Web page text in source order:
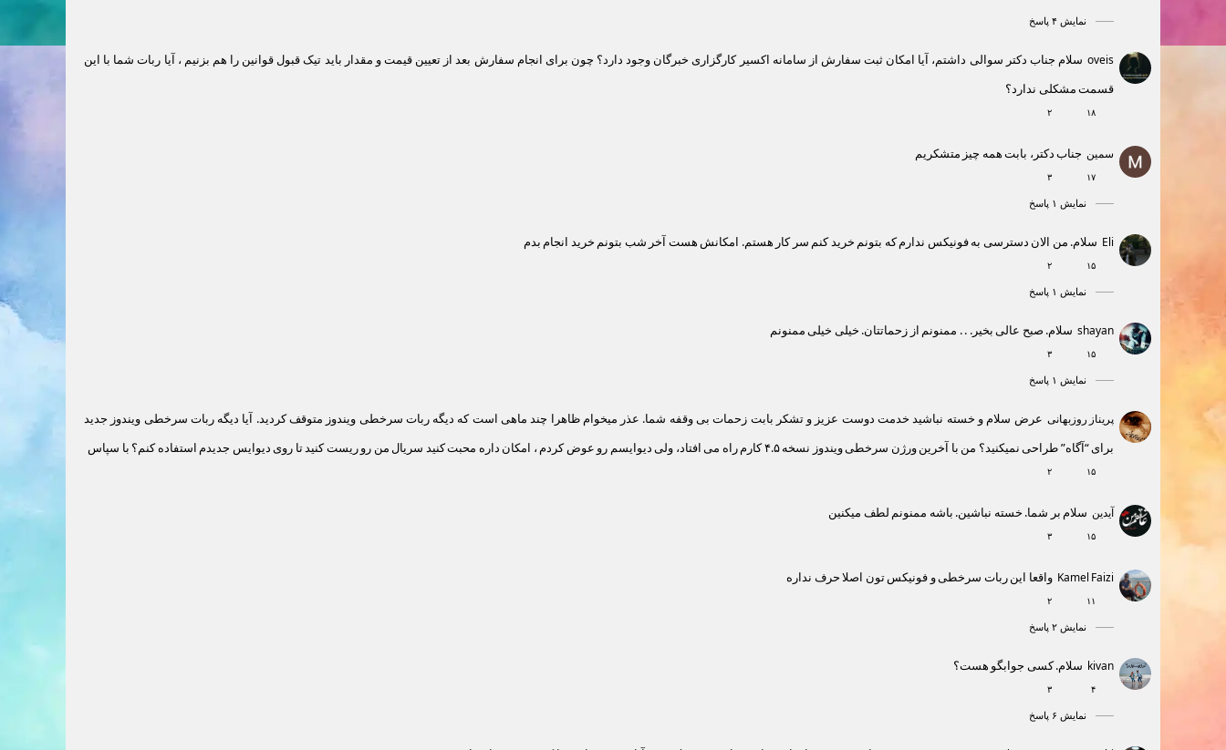
نمایش ۴ پاسخ
oveis سلام جناب دکتر سوالی داشتم، آیا امکان ثبت سفارش از سامانه اکسیر کارگزاری خبرگان وجود دارد؟ چون برای انجام سفارش بعد از تعیین قیمت و مقدار باید تیک قبول قوانین را هم بزنیم ، آیا ربات شما با این
قسمت مشکلی ندارد؟
۱۸ ۲
سمین جناب دکتر، بابت همه چیز متشکریم
۱۷ ۳
نمایش ۱ پاسخ
Eli سلام. من الان دسترسی به فونیکس ندارم که بتونم خرید کنم سر کار هستم. امکانش هست آخر شب بتونم خرید انجام بدم
۱۵ ۲
نمایش ۱ پاسخ
shayan سلام. صبح عالی بخیر. . . ممنونم از زحماتتان. خیلی خیلی ممنونم
۱۵ ۳
نمایش ۱ پاسخ
پریناز روزبهانی عرض سلام و خسته نباشید خدمت دوست عزیز و تشکر بابت زحمات بی وقفه شما. عذر میخوام ظاهرا چند ماهی است که دیگه ربات سرخطی ویندوز متوقف کردید. آیا دیگه ربات سرخطی ویندوز جدید
برای “آگاه” طراحی نمیکنید؟ من با آخرین ورژن سرخطی ویندوز نسخه ۴.۵ کارم راه می افتاد، ولی دیوایسم رو عوض کردم ، امکان داره محبت کنید سریال من رو ریست کنید تا روی دیوایس جدیدم استفاده کنم؟ با سپاس
۱۵ ۲
آیدین سلام بر شما. خسته نباشین. باشه ممنونم لطف میکنین
۱۵ ۳
Kamel Faizi واقعا این ربات سرخطی و فونیکس تون اصلا حرف نداره
۱۱ ۲
نمایش ۲ پاسخ
kivan سلام. کسی جوابگو هست؟
۴ ۳
نمایش ۶ پاسخ